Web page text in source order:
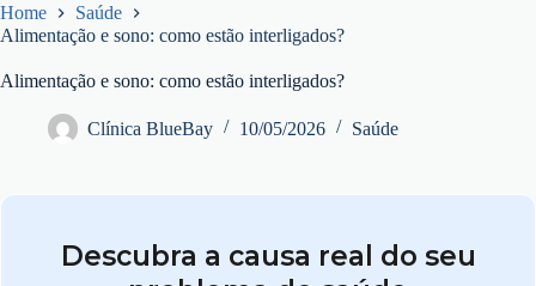
Home
Saúde
Alimentação e sono: como estão interligados?
Alimentação e sono: como estão interligados?
Clínica BlueBay 10/05/2026 Saúde
Descubra a causa real do seu